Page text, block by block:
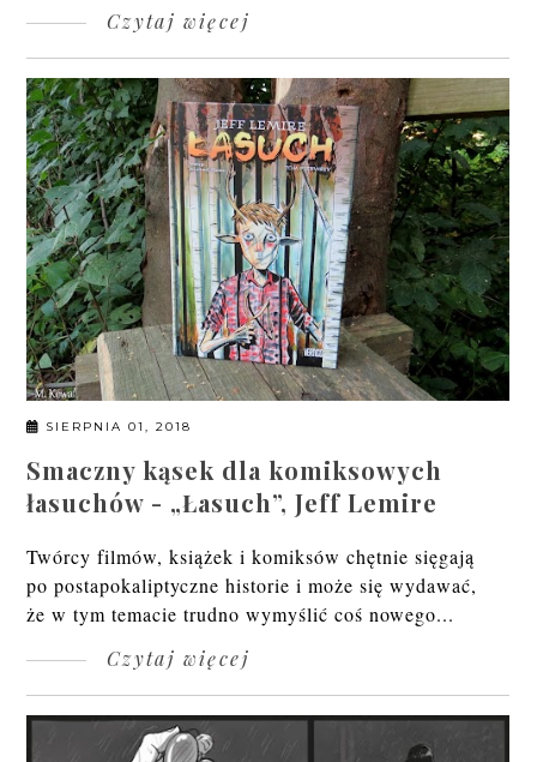
Czytaj więcej
SIERPNIA 01, 2018
Smaczny kąsek dla komiksowych
łasuchów - „Łasuch”, Jeff Lemire
Twórcy filmów, książek i komiksów chętnie sięgają
po postapokaliptyczne historie i może się wydawać,
że w tym temacie trudno wymyślić coś nowego...
Czytaj więcej